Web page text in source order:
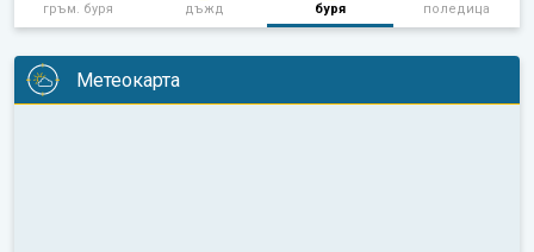
гръм. буря дъжд буря поледица
Метеокарта